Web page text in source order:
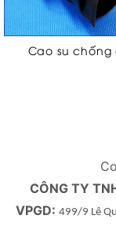
Cao su chống
CÔNG TY
VPGD: 499/9 Lê